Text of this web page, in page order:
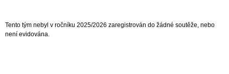
Tento tým nebyl v ročníku 2025/2026 zaregistrován do žádné soutěže, nebo
není evidována.